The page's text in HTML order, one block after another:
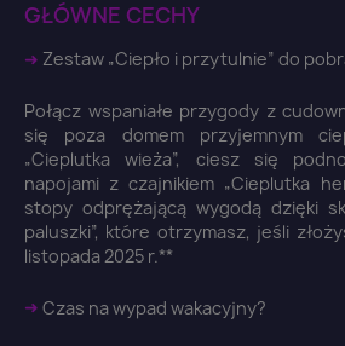
GŁÓWNE CECHY
➜ Zestaw „Ciepło i przytulnie” do
Połącz wspaniałe przygody z
się poza domem przyjemnym
„Cieplutka wieża”, ciesz się
napojami z czajnikiem „Cieplutka
stopy odprężającą wygodą dzięki
paluszki”, które otrzymasz, jeśli
listopada 2025 r.**
➜ Czas na wypad wakacyjny?